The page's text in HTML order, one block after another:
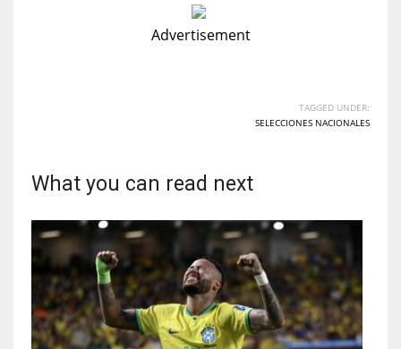
Advertisement
TAGGED UNDER:
SELECCIONES NACIONALES
What you can read next